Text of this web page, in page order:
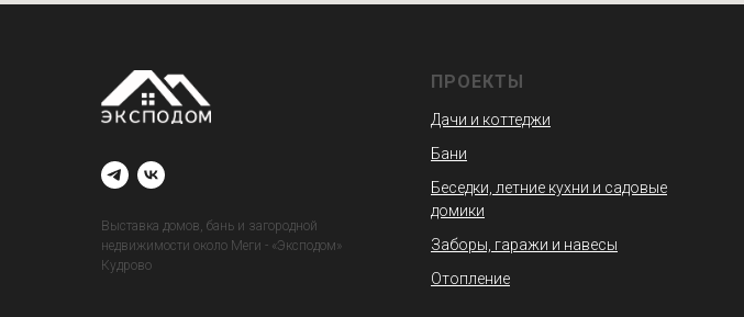
Выставка домов, бань и загородной
недвижимости около Меги - «Эксподом»
Кудрово
ПРОЕКТЫ
Дачи и коттеджи
Бани
Беседки, летние кухни и садовые
домики
Заборы, гаражи и навесы
Отопление